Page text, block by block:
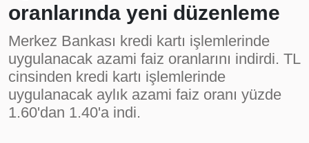
oranlarında yeni düzenleme
Merkez Bankası kredi kartı işlemlerinde
uygulanacak azami faiz oranlarını indirdi. TL
cinsinden kredi kartı işlemlerinde
uygulanacak aylık azami faiz oranı yüzde
1.60'dan 1.40'a indi.